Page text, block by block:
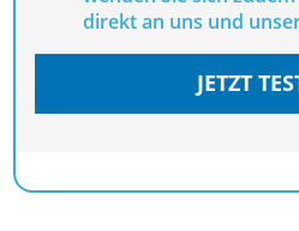
direkt an uns und
JETZT